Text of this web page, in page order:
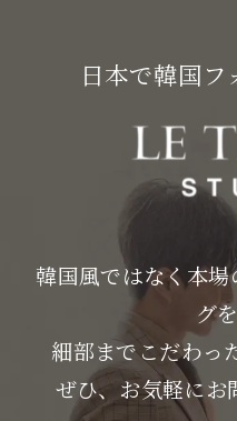
日本で韓国フ
韓国風ではなく本場
グ
細部までこだわっ
ぜひ、お気軽にお